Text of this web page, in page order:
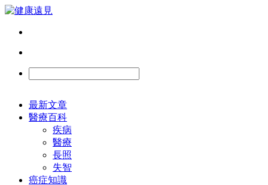
最新文章
醫療百科
疾病
醫療
長照
失智
癌症知識